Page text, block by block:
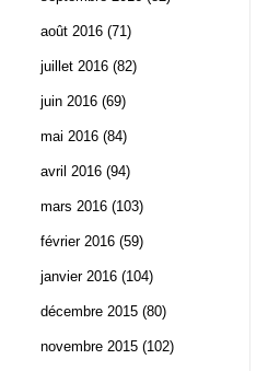
août 2016 (71)
juillet 2016 (82)
juin 2016 (69)
mai 2016 (84)
avril 2016 (94)
mars 2016 (103)
février 2016 (59)
janvier 2016 (104)
décembre 2015 (80)
novembre 2015 (102)